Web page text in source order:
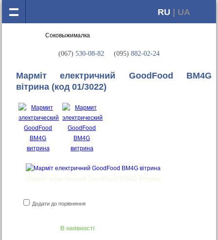
RU | UA
(067) 530-08-82 (095) 882-02-24
Марміт електричний GoodFood BM4G
вітрина (код 01/3022)
Марміт електричний GoodFood BM4G вітрина
Додати до порівняння
В наявності